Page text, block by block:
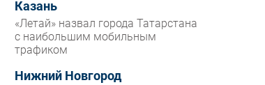
Казань
«Летай» назвал города Татарстана
с наибольшим мобильным
трафиком
Нижний Новгород